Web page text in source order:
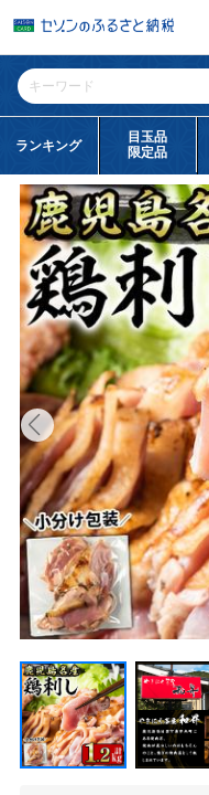
ランキング
目玉品
限定品